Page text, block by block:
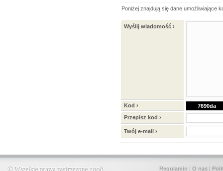
Poniżej znajdują się dane umożliwiające
Wyślij wiadomość ›
Kod ›
7690da
Przepisz kod ›
Twój e-mail ›
Regulamin | O nas |